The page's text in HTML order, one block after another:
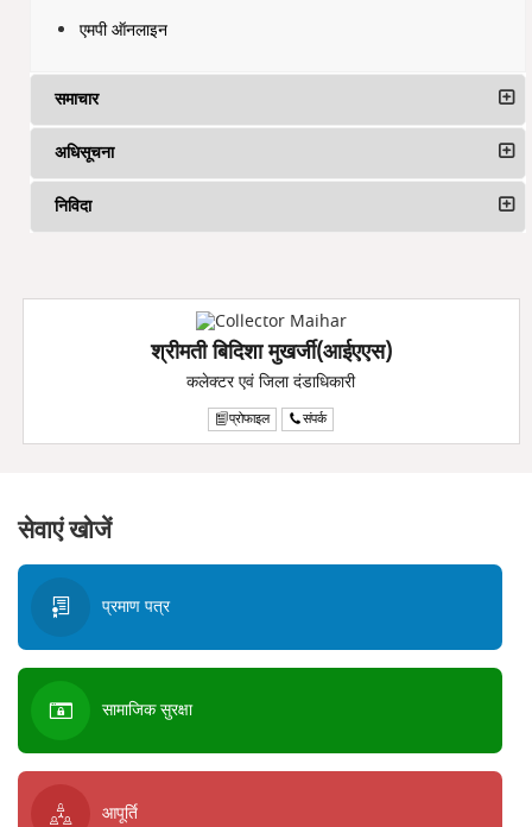
एमपी ऑनलाइन
समाचार
अधिसूचना
निविदा
श्रीमती बिदिशा मुखर्जी(आईएएस)
कलेक्टर एवं जिला दंडाधिकारी
प्रोफाइल संपर्क
सेवाएं खोजें
प्रमाण पत्र
सामाजिक सुरक्षा
आपूर्ति